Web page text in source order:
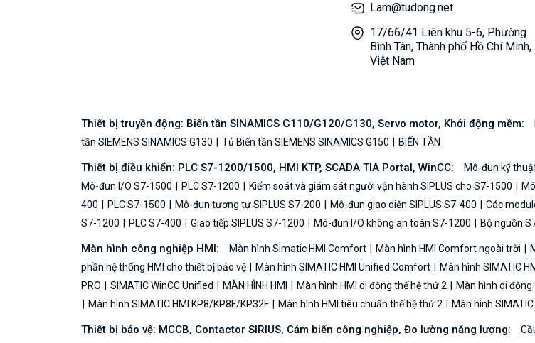
Lam@tudong.net
17/66/41 Liên khu 5-6, Phường
Bình Tân, Thành phố Hồ Chí Minh,
Việt Nam
Thiết bị truyền động: Biến tần SINAMICS G110/G120/G130, Servo motor, Khởi động mềm:
tần SIEMENS SINAMICS G130
Tủ Biến tần SIEMENS SINAMICS G150 BIẾN TẦN
Thiết bị điều khiển: PLC S7-1200/1500, HMI KTP, SCADA TIA Portal, WinCC: Mô-đun kỹ
Mô-đun I/O S7-1500
PLC S7-1200 Kiểm soát và giám sát người vận hành SIPLUS cho S7-1500
400
PLC S7-1500 Mô-đun tương tự SIPLUS S7-200 Mô-đun giao diện SIPLUS S7-400 Các
S7-1200
PLC S7-400 Giao tiếp SIPLUS S7-1200 Mô-đun I/O không an toàn S7-1200 Bộ nguồn
Màn hình công nghiệp HMI: Màn hình Simatic HMI Comfort Màn hình HMI Comfort ngoài trời
phần hệ thống HMI cho thiết bị bảo vệ
Màn hình SIMATIC HMI Unified Comfort Màn hình SIMATIC
PRO
SIMATIC WinCC Unified MÀN HÌNH HMI Màn hình HMI di động thế hệ thứ 2 Màn hình di
Màn hình SIMATIC HMI KP8/KP8F/KP32F
Màn hình HMI tiêu chuẩn thế hệ thứ 2 Màn hình
Thiết bị bảo vệ: MCCB, Contactor SIRIUS, Cảm biến công nghiệp, Đo lường năng lượng: